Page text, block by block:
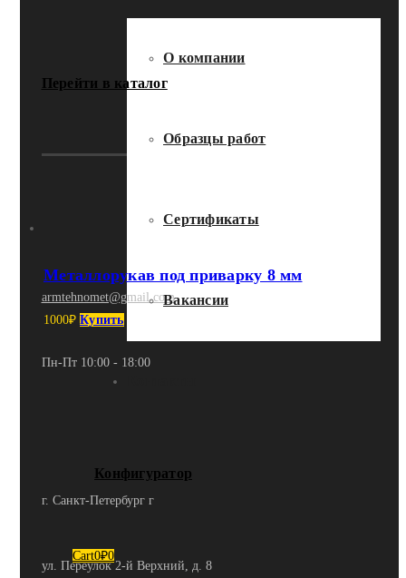
Перейти в каталог
armtehnomet@gmail.com
Пн-Пт 10:00 - 18:00
г. Санкт-Петербург г
ул. Переулок 2-й Верхний, д. 8
О компании
Образцы работ
Сертификаты
Вакансии
Конфигуратор
Cart0₽0
Металлорукав под приварку 8 мм
1000₽ Купить